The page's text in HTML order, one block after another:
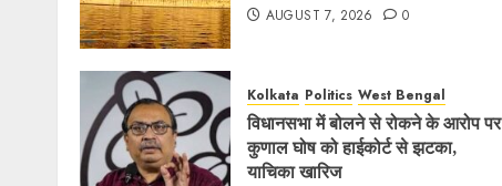
AUGUST 7, 2026 0
Kolkata Politics West Bengal
विधानसभा में बोलने से रोकने के आरोप पर
कुणाल घोष को हाईकोर्ट से झटका,
याचिका खारिज